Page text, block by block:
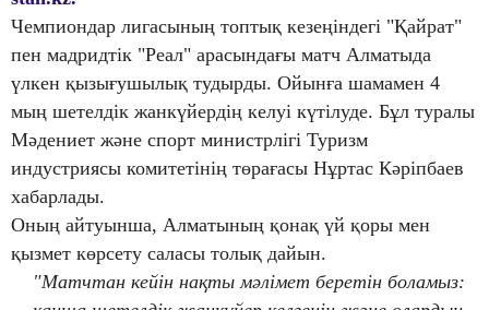
Чемпиондар лигасының топтық кезеңіндегі "Қайрат"
пен мадридтік "Реал" арасындағы матч Алматыда
үлкен қызығушылық тудырды. Ойынға шамамен 4
мың шетелдік жанкүйердің келуі күтілуде. Бұл туралы
Мәдениет және спорт министрлігі Туризм
индустриясы комитетінің төрағасы Нұртас Кәріпбаев
хабарлады.
Оның айтуынша, Алматының қонақ үй қоры мен
қызмет көрсету саласы толық дайын.
"Матчтан кейін нақты мәлімет беретін боламыз: